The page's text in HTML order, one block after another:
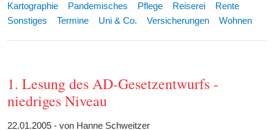
Kartographie
Pandemisches Pflege Reiserei
Rente
Sonstiges
Termine Uni & Co. Versicherungen Wohnen
1. Lesung des AD-Gesetzentwurfs -
niedriges Niveau
22.01.2005 - von Hanne Schweitzer